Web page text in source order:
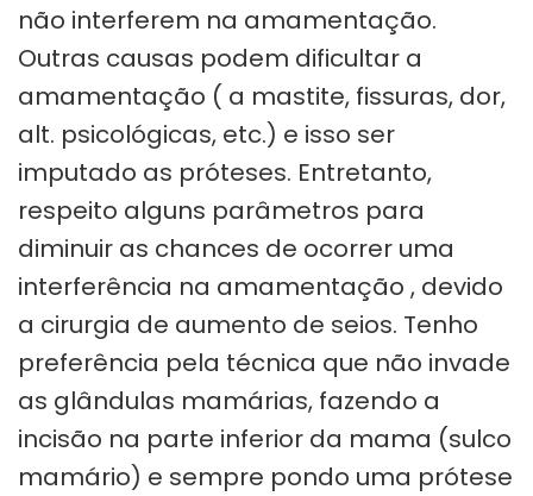
não interferem na amamentação.
Outras causas podem dificultar a
amamentação ( a mastite, fissuras, dor,
alt. psicológicas, etc.) e isso ser
imputado as próteses. Entretanto,
respeito alguns parâmetros para
diminuir as chances de ocorrer uma
interferência na amamentação , devido
a cirurgia de aumento de seios. Tenho
preferência pela técnica que não invade
as glândulas mamárias, fazendo a
incisão na parte inferior da mama (sulco
mamário) e sempre pondo uma prótese